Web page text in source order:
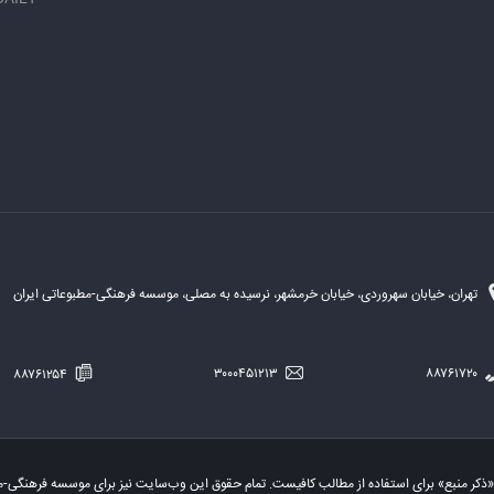
تهران، خیابان سهروردی، خیابان خرمشهر، نرسیده به مصلی، موسسه فرهنگی-مطبوعاتی ایران
«ذکر منبع» برای استفاده از مطالب کافیست. تمام حقوق این وب‌سایت نیز برای موسسه